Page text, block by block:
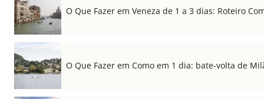
O Que Fazer em Veneza de 1 a 3 dias: Roteiro
O Que Fazer em Como em 1 dia: bate-volta de